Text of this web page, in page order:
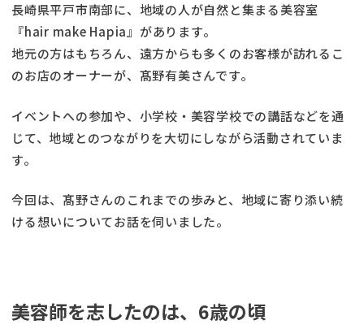
長崎県平戸市南部に、地域の人が自然と集まる美容室
『hair make Hapia』があります。
地元の方はもちろん、遠方からも多くのお客様が訪れるこ
のお店のオーナーが、髙野有美さんです。
イベントへの参加や、小学校・美容学校での講話などを通
じて、地域とのつながりを大切にしながら活動されていま
す。
今回は、髙野さんのこれまでの歩みと、地域に寄り添い続
ける想いについてお話を伺いました。
美容師を志したのは、6歳の頃